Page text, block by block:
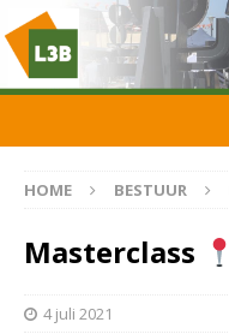
HOME BESTUUR
Masterclass
4 juli 2021